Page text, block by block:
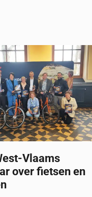
Vlaams
over fietsen en